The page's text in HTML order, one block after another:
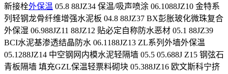
新接栓外保温 05.8 88JZ34 保温/吸声喷涂 06.1088JZ10 金特系
列轻钢龙骨纤维增强水泥板 04.8 88JZ37 BX彭胀玻化微珠复合
外保湿 06.988JZ11 88JZ12 贴必定自称防水恶材 05.1 88JZ39
BCI水泥基渗透结晶防水 06.1188JZ13 ZL系列外墙外保温
05.1288JZ14 中空钢网内模水泥轻隔墙 05.5 05.688J Z15 钢弦石
青板隔墙 填充GZL保温轻票料砌块 05.388JZ16 欧文斯科宁挤